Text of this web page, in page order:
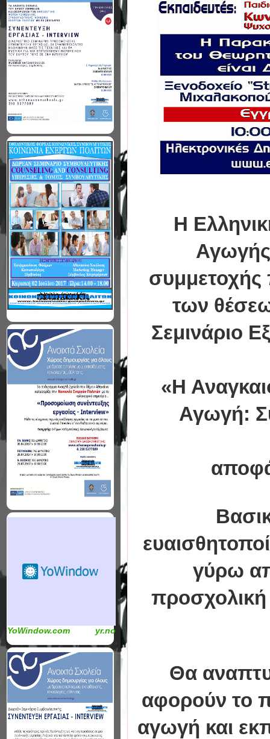
Η
συμμετοχής
των
Σεμινάριο
«Η
Αγωγή:
γύρω
προσχολική
Θα
αφορούν το
αγωγή και
YoWindow.com yr.no